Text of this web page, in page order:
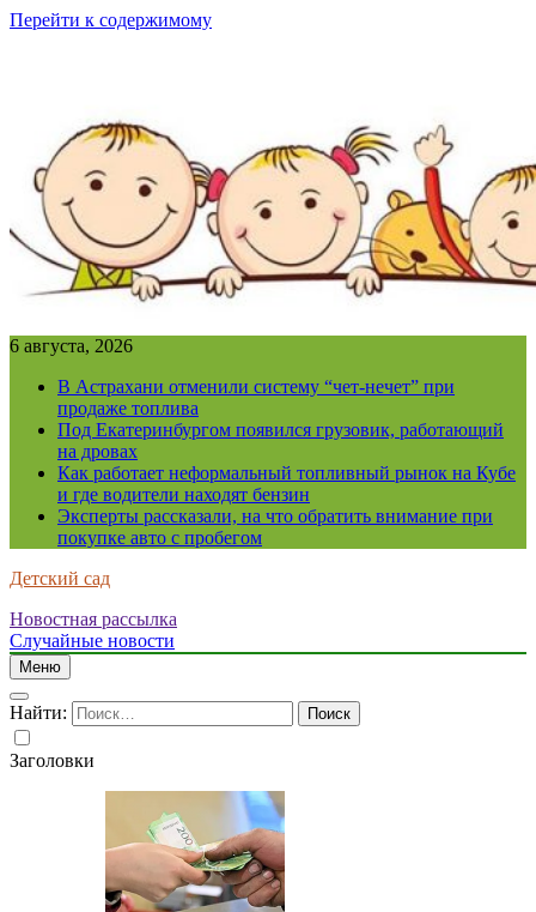
Перейти к содержимому
6 августа, 2026
В Астрахани отменили систему “чет-нечет” при
продаже топлива
Под Екатеринбургом появился грузовик, работающий
на дровах
Как работает неформальный топливный рынок на Кубе
и где водители находят бензин
Эксперты рассказали, на что обратить внимание при
покупке авто с пробегом
Детский сад
Новостная рассылка
Случайные новости
Меню
Найти:
Заголовки